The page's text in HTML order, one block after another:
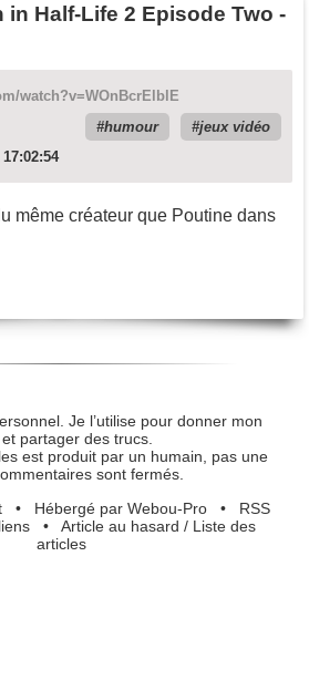
in Half-Life 2 Episode Two -
watch?v=WOnBcrElblE
humour
jeux vidéo
même créateur que Poutine dans
Je l’utilise pour donner mon
partager des trucs.
est produit par un humain, pas une
sont fermés.
• Hébergé par Webou-Pro• RSS
• Article au hasard / Liste des
articles